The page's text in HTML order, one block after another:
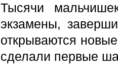
Тысячи
экзамены,
открываются
сделали первые